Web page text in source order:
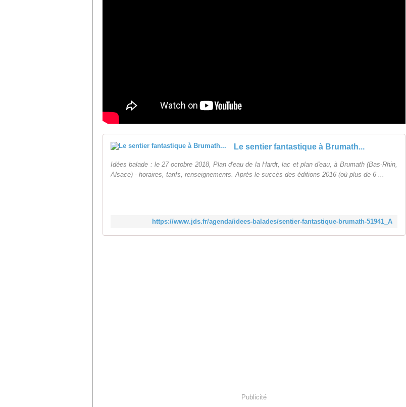
Le sentier fantastique à Brumath...
Idées balade : le 27 octobre 2018, Plan d'eau de la Hardt, lac et plan d'eau, à Brumath (Bas-Rhin,
Alsace) - horaires, tarifs, renseignements. Après le succès des éditions 2016 (où plus de 6 ...
https://www.jds.fr/agenda/idees-balades/sentier-fantastique-brumath-51941_A
Publicité